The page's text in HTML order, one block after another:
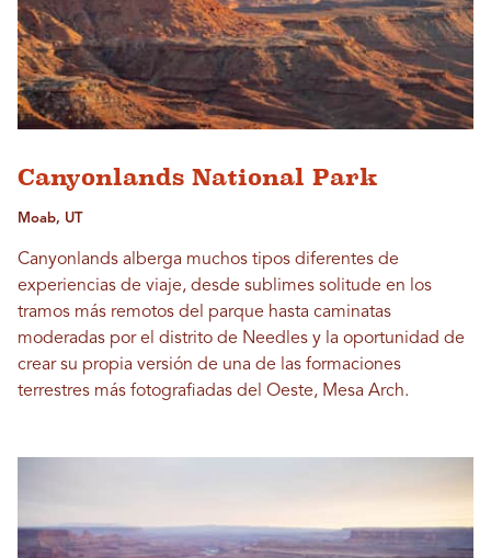
Canyonlands National Park
Moab, UT
Canyonlands alberga muchos tipos diferentes de
experiencias de viaje, desde sublimes solitude en los
tramos más remotos del parque hasta caminatas
moderadas por el distrito de Needles y la oportunidad de
crear su propia versión de una de las formaciones
terrestres más fotografiadas del Oeste, Mesa Arch.